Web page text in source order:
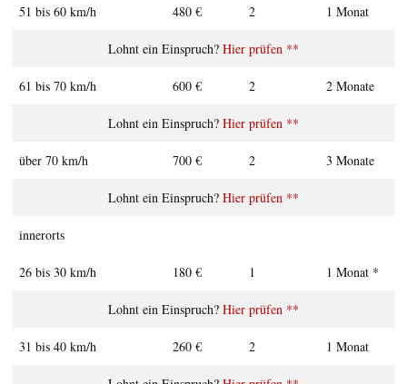
51 bis 60 km/h 480 € 2 1 Monat
Hier prüfen **
61 bis 70 km/h 600 € 2 2 Monate
Hier prüfen **
über 70 km/h 700 € 2 3 Monate
Hier prüfen **
innerorts
26 bis 30 km/h 180 € 1 1 Monat *
Hier prüfen **
31 bis 40 km/h 260 € 2 1 Monat